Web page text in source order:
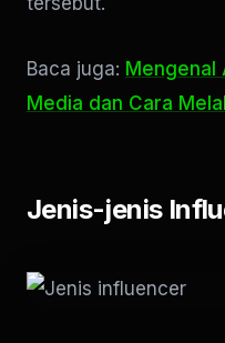
Baca juga: Mengenal
Media dan Cara
Jenis-jenis